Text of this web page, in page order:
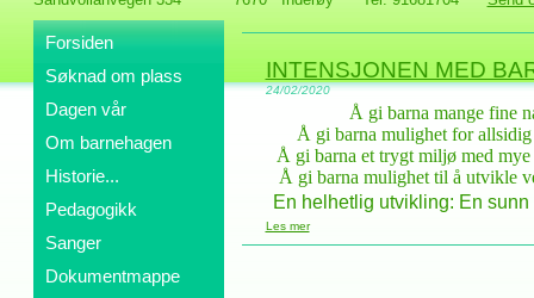
Forsiden
Søknad om plass
Dagen vår
Om barnehagen
Historie...
Pedagogikk
Sanger
Dokumentmappe
INTENSJONEN MED
24/02/2020
Å gi barna mange fine
Å gi barna mulighet for
Å gi barna et trygt miljø med
Å gi barna mulighet til å utvikle
En helhetlig utvikling: En
Les mer